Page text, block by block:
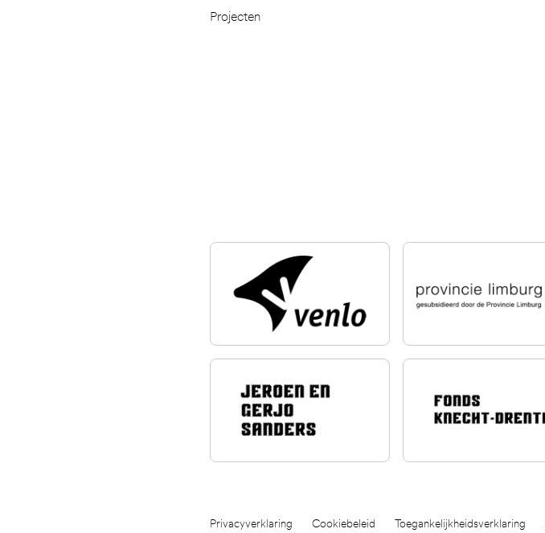
Projecten
Privacyverklaring Cookiebeleid Toegankelijkheidsverklaring